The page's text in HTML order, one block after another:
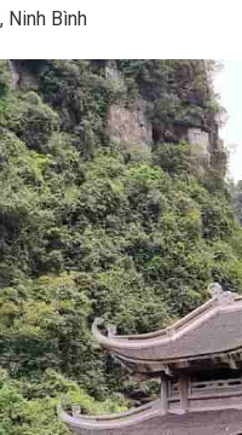
Ninh Bình